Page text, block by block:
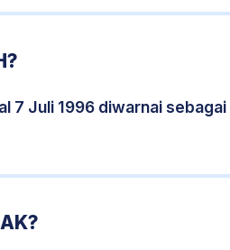
7 Juli 1996 diwarnai sebagai